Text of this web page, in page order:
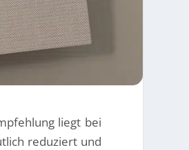
liegt bei
reduziert und